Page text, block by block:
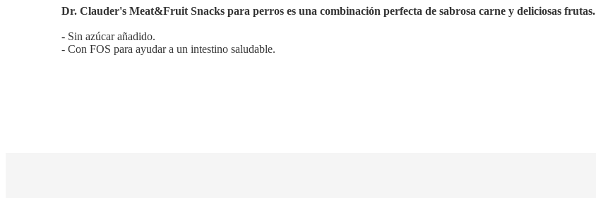
Dr. Clauder's Meat&Fruit Snacks para perros es una combinación perfecta de sabrosa carne y deliciosas frutas.
- Sin azúcar añadido.
- Con FOS para ayudar a un intestino saludable.